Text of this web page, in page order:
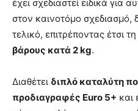
έχει σχεδιαστεί ειδικά για
στον καινοτόμο σχεδιασμό,
τελικό, επιτρέποντας έτσι τη
βάρους κατά 2 kg.
Διαθέτει διπλό καταλύτη
προδιαγραφές Euro 5+ και